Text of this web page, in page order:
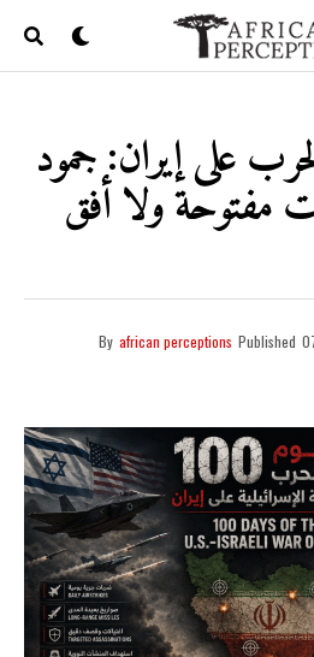
على إيران: جمود
مفتوحة ولا أفق
By african perceptions Published